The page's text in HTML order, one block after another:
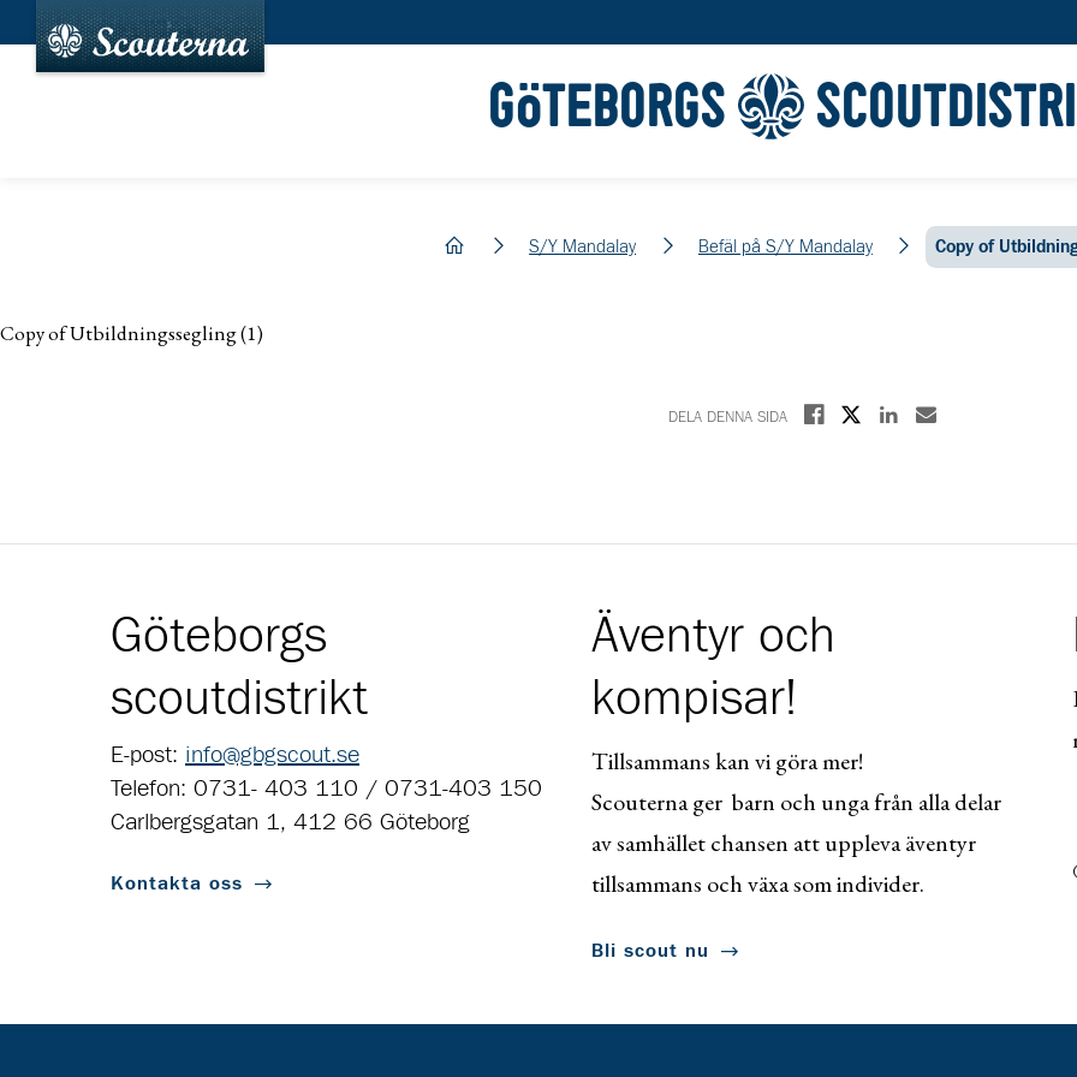
GÖTEBORGS
hem S/Y Mandalay Befäl på S/Y Mandalay Copy of
Copy of Utbildningssegling (1)
DELA DENNA SIDA Dela på Facebook
Dela på XDela på Linkedin
Dela med E-post
Göteborgs
scoutdistrikt
E-post: info@gbgscout.se
Telefon: 0731- 403 110 / 0731-403 150
Carlbergsgatan 1, 412 66 Göteborg
Kontakta oss
Äventyr och
kompisar!
Tillsammans kan vi göra mer!
Scouterna ger barn och unga från alla delar
av samhället chansen att uppleva äventyr
tillsammans och växa som individer.
Bli scout nu